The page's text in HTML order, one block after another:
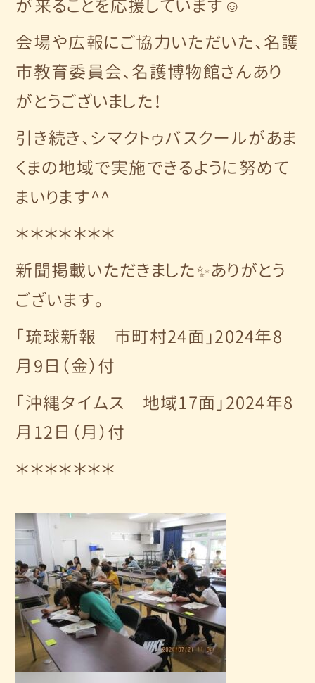
が来ることを応援しています☺
会場や広報にご協力いただいた、名護
市教育委員会、名護博物館さんあり
がとうございました！
引き続き、シマクトゥバスクールがあま
くまの地域で実施できるように努めて
まいります^^
＊＊＊＊＊＊＊
新聞掲載いただきました✨ありがとう
ございます。
「琉球新報 市町村24面」2024年8
月9日（金）付
「沖縄タイムス 地域17面」2024年8
月12日（月）付
＊＊＊＊＊＊＊